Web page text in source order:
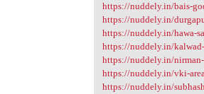
https://nuddely.in/bais-
https://nuddely.in/
https://nuddely.in/hawa-
https://nuddely.in/
https://nuddely.in/
https://nuddely.in/vki-
https://nuddely.in/